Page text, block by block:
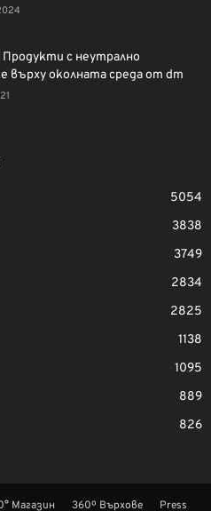
с неутрално
върху околната среда от dm
5054
3838
3749
2834
2825
1138
1095
889
826
Магазин 360º Върхове Press